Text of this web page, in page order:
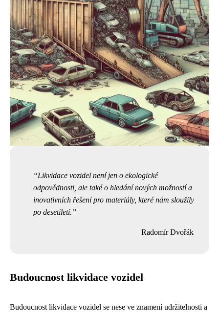
Likvidace vozidel není jen o ekologické
odpovědnosti, ale také o hledání nových možností a
inovativních řešení pro materiály, které nám sloužily
po desetiletí.
Radomír Dvořák
Budoucnost likvidace vozidel
Budoucnost likvidace vozidel se nese ve znamení udržitelnosti a